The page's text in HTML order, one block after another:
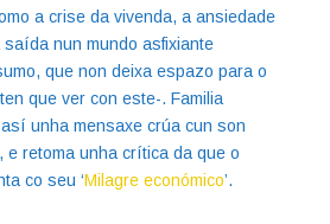
a crise da vivenda, a ansiedade
nun mundo asfixiante
que non deixa espazo para o
que ver con este-. Familia
unha mensaxe crúa cun son
e retoma unha crítica da que o
co seu ‘Milagre económico’.